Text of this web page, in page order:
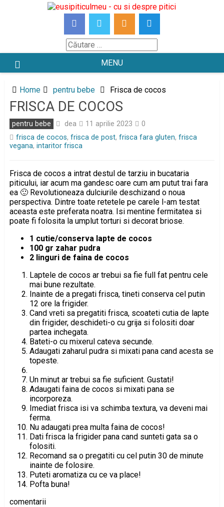
Căutare
MENU
Home pentru bebe Frisca de cocos
FRISCA DE COCOS
pentru bebe dea 11 aprilie 2023
0
frisca de cocos, frisca de post, frisca fara gluten, frisca
vegana, intaritor frisca
Frisca de cocos a intrat destul de tarziu in bucataria
piticului, iar acum ma gandesc oare cum am putut trai fara
ea 🙂 Revolutioneaza dulciurile deschizand o noua
perspectiva. Dintre toate retetele pe carele l-am testat
aceasta este preferata noatra. Isi mentine fermitatea si
poate fi folosita la umplut torturi si decorat briose.
1 cutie/conserva lapte de cocos
100 gr zahar pudra
2 linguri de faina de cocos
Laptele de cocos ar trebui sa fie full fat pentru cele
mai bune rezultate.
Inainte de a pregati frisca, tineti conserva cel putin
12 ore la frigider.
Cand vreti sa pregatiti frisca, scoateti cutia de lapte
din frigider, deschideti-o cu grija si folositi doar
partea inchegata.
Bateti-o cu mixerul cateva secunde.
Adaugati zaharul pudra si mixati pana cand acesta se
topeste.
Un minut ar trebui sa fie suficient. Gustati!
Adaugati faina de cocos si mixati pana se
incorporeza.
Imediat frisca isi va schimba textura, va deveni mai
ferma.
Nu adaugati prea multa faina de cocos!
Dati frisca la frigider pana cand sunteti gata sa o
folositi.
Recomand sa o pregatiti cu cel putin 30 de minute
inainte de folosire.
Puteti aromatiza cu ce va place!
Pofta buna!
comentarii